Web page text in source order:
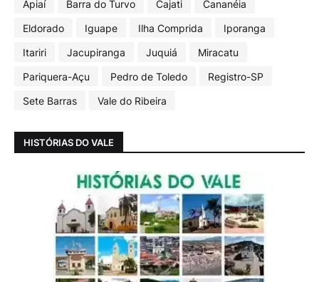
Apiaí Barra do Turvo Cajati
Cananéia
Eldorado
Iguape Ilha Comprida
Iporanga
Itariri
Jacupiranga Juquiá
Miracatu
Pariquera-Açu
Pedro de Toledo
Registro-SP
Sete Barras
Vale do Ribeira
HISTÓRIAS DO VALE